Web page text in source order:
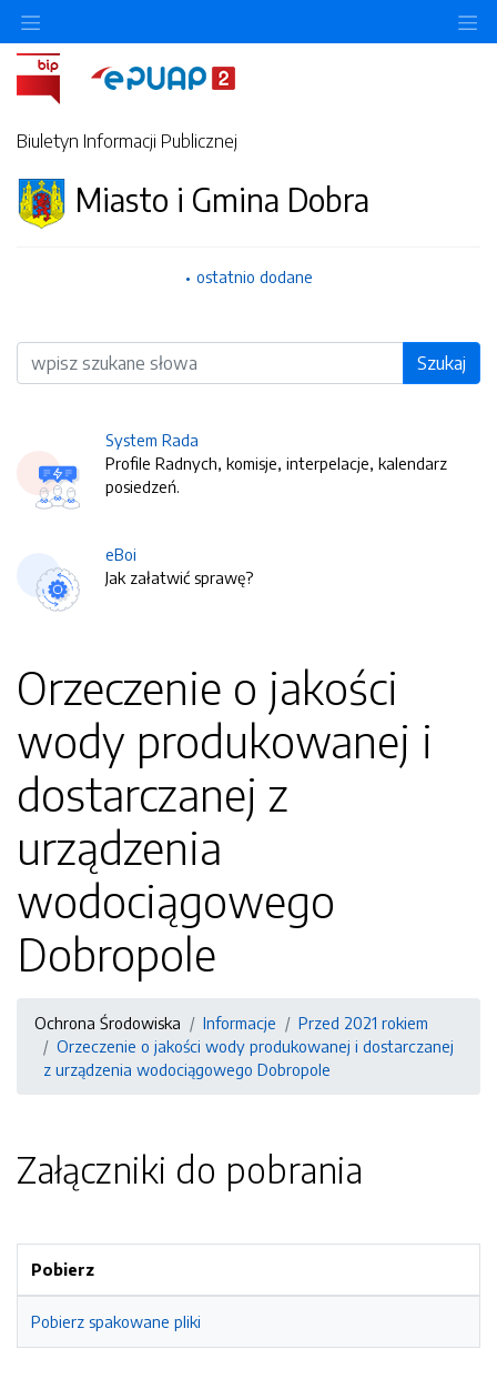
Biuletyn Informacji Publicznej
Miasto i Gmina Dobra
ostatnio dodane
Wyszukiwarka Szukaj
System Rada
Profile Radnych, komisje, interpelacje, kalendarz
posiedzeń.
eBoi
Jak załatwić sprawę?
Orzeczenie o jakości
wody produkowanej i
dostarczanej z
urządzenia
wodociągowego
Dobropole
Ochrona Środowiska Informacje
Przed 2021 rokiem
Orzeczenie o jakości wody produkowanej i dostarczanej
z urządzenia wodociągowego Dobropole
Załączniki do pobrania
Pobierz
Pobierz spakowane pliki